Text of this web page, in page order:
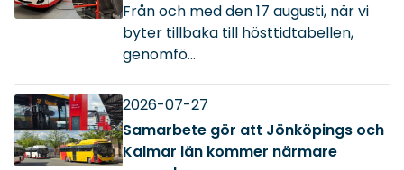
Från och med den 17 augusti, när vi
byter tillbaka till hösttidtabellen,
genomfö...
2026-07-27
Samarbete gör att Jönköpings och
Kalmar län kommer närmare